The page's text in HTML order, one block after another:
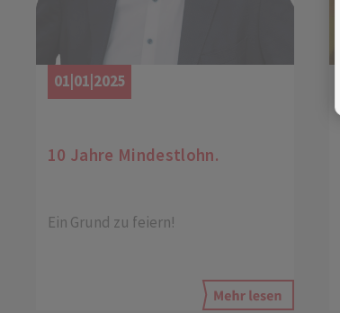
01|01|2025
10 Jahre Mindestlohn.
Ein Grund zu feiern!